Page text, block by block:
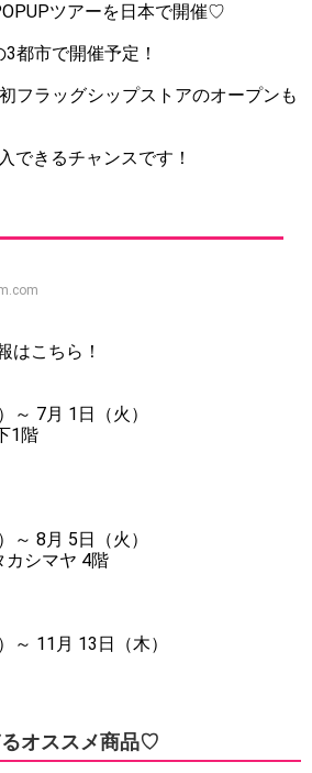
ツアーを日本で開催♡
都市で開催予定！
フラッグシップストアのオープンも
できるチャンスです！
はこちら！
～ 7月 1日（火）
1階
～ 8月 5日（火）
カシマヤ 4階
～ 11月 13日（木）
るオススメ商品♡